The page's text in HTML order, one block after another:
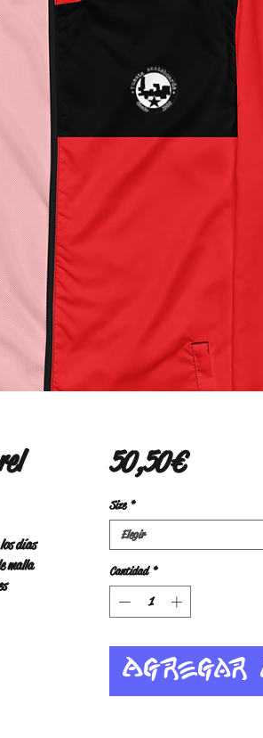
días
malla
50,50 €Precio
Size *
Elegir
Cantidad *